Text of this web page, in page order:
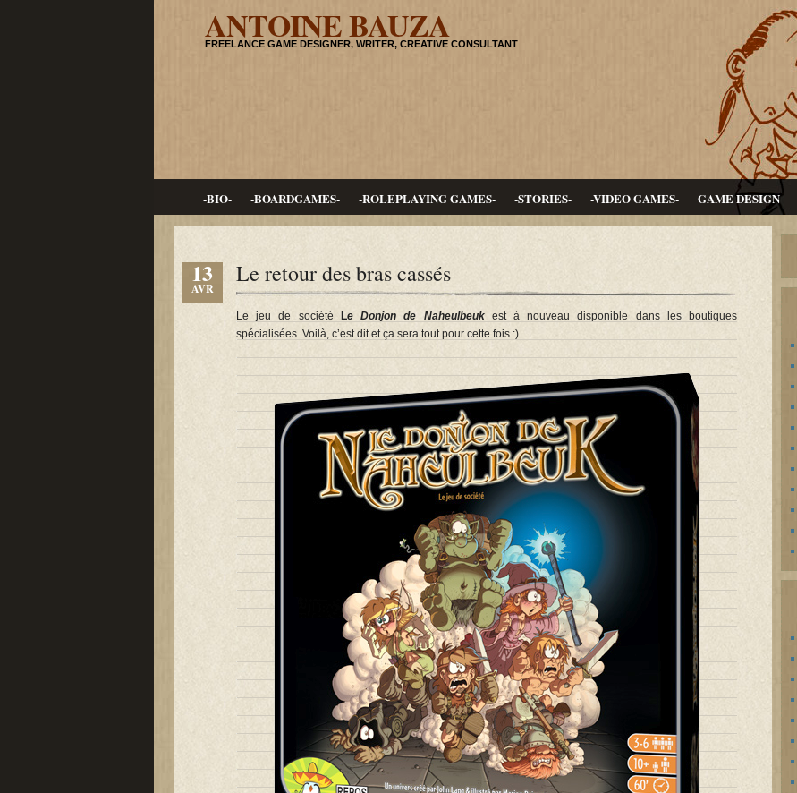
ANTOINE BAUZA
FREELANCE GAME DESIGNER, WRITER, CREATIVE CONSULTANT
-BIO- -BOARDGAMES- -ROLEPLAYING GAMES- -STORIES- -VIDEO GAMES- GAME DESIGN
13
AVR
Le retour des bras cassés
Le jeu de société Le Donjon de Naheulbeukest à nouveau disponible dans les boutiques
spécialisées. Voilà, c’est dit et ça sera tout pour cette fois :)